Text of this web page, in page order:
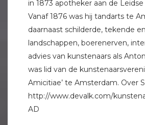
in 1873 apotheker aan de
Vanaf 1876 was hij tandarts te
daarnaast schilderde, tekende
landschappen, boerenerven,
advies van kunstenaars als
was lid van de
Amicitiae’ te Amsterdam. Over
http://www.devalk.com/
AD